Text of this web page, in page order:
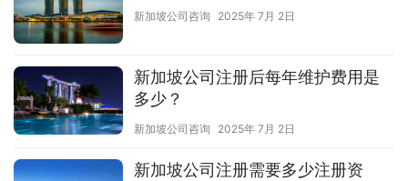
新加坡公司咨询 2025年 7月 2日
新加坡公司注册后每年维护费用是
多少？
新加坡公司咨询 2025年 7月 2日
新加坡公司注册需要多少注册资